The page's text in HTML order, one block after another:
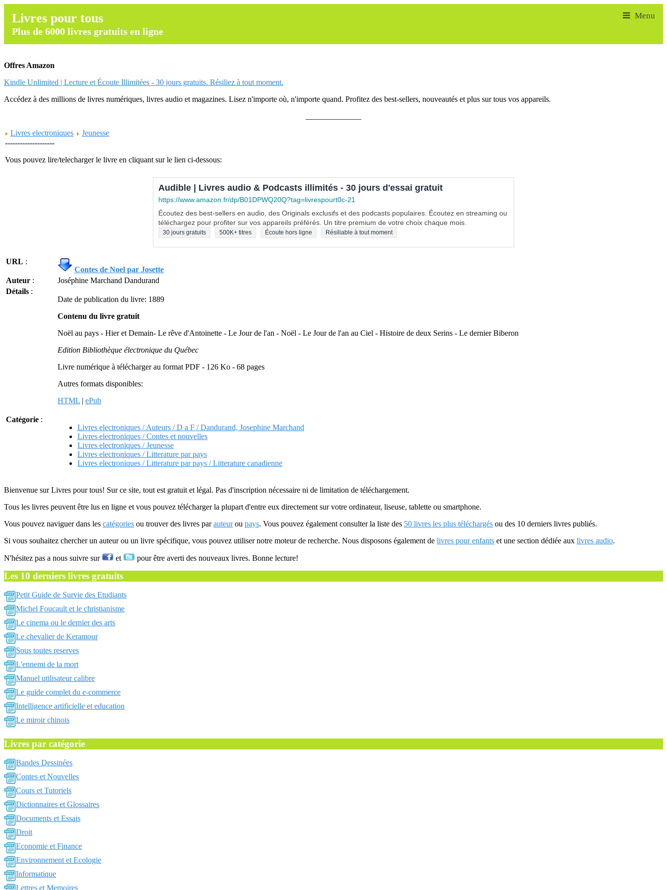
Livres pour tous
Plus de 6000 livres gratuits en ligne
Offres Amazon
Kindle Unlimited | Lecture et Écoute Illimitées - 30 jours gratuits. Résiliez à tout moment.
Accédez à des millions de livres numériques, livres audio et magazines. Lisez n'importe où, n'importe quand. Profitez des best-sellers, nouveautés et plus sur tous vos appareils.
Livres electroniques
Jeunesse
--------------------
Vous pouvez lire/telecharger le livre en cliquant sur le lien ci-dessous:
Audible | Livres audio & Podcasts illimités - 30 jours d'essai gratuit
https://www.amazon.fr/dp/B01DPWQ20Q?tag=livrespourt0c-21
Écoutez des best-sellers en audio, des Originals exclusifs et des podcasts populaires. Écoutez en streaming ou
téléchargez pour profiter sur vos appareils préférés. Un titre premium de votre choix chaque mois.
30 jours gratuits 500K+ titres Écoute hors ligne Résiliable à tout moment
URL :
Contes de Noel par Josette
Auteur :
Joséphine Marchand Dandurand
Détails :
Date de publication du livre: 1889
Contenu du livre gratuit
Noël au pays - Hier et Demain- Le rêve d'Antoinette - Le Jour de l'an - Noël - Le Jour de l'an au Ciel - Histoire de deux Serins - Le dernier Biberon
Edition Bibliothèque électronique du Québec
Livre numérique à télécharger au format PDF - 126 Ko - 68 pages
Autres formats disponibles:
HTML | ePub
Catégorie :
Livres electroniques / Auteurs / D a F / Dandurand, Josephine Marchand
Livres electroniques / Contes et nouvelles
Livres electroniques / Jeunesse
Livres electroniques / Litterature par pays
Livres electroniques / Litterature par pays / Litterature canadienne
Bienvenue sur Livres pour tous! Sur ce site, tout est gratuit et légal. Pas d'inscription nécessaire ni de limitation de téléchargement.
Tous les livres peuvent être lus en ligne et vous pouvez télécharger la plupart d'entre eux directement sur votre ordinateur, liseuse, tablette ou smartphone.
Vous pouvez naviguer dans les catégories ou trouver des livres parauteurou pays. Vous pouvez également consulter la liste des 50 livres les plus téléchargés ou des 10 derniers livres publiés.
Si vous souhaitez chercher un auteur ou un livre spécifique, vous pouvez utiliser notre moteur de recherche. Nous disposons également de livres pour enfants et une section dédiée aux livres audio.
N'hésitez pas a nous suivre sur et pour être averti des nouveaux livres. Bonne lecture!
Les 10 derniers livres gratuits
Petit Guide de Survie des Etudiants
Michel Foucault et le christianisme
Le cinema ou le dernier des arts
Le chevalier de Keramour
Sous toutes reserves
L'ennemi de la mort
Manuel utilisateur calibre
Le guide complet du e-commerce
Intelligence artificielle et education
Le miroir chinois
Livres par catégorie
Bandes Dessinées
Contes et Nouvelles
Cours et Tutoriels
Dictionnaires et Glossaires
Documents et Essais
Droit
Economie et Finance
Environnement et Ecologie
Informatique
Lettres et Memoires